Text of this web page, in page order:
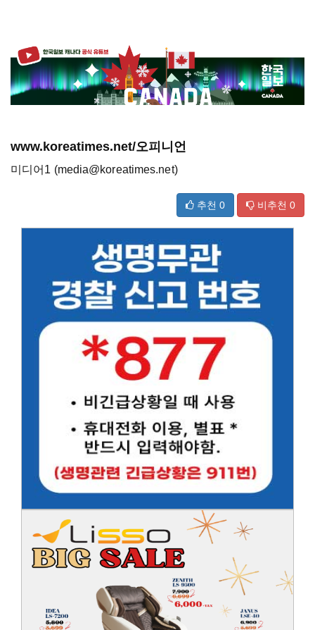
www.koreatimes.net/오피니언
미디어1 (media@koreatimes.net)
추천 0 비추천 0